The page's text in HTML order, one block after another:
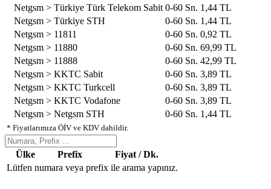
Netgsm > Türkiye Türk Telekom Sabit 0-60 Sn. 1,44 TL
Netgsm > Türkiye STH
0-60 Sn. 1,44 TL
Netgsm > 11811
0-60 Sn. 0,92 TL
Netgsm > 11880
0-60 Sn. 69,99 TL
Netgsm > 11888
0-60 Sn. 42,99 TL
Netgsm > KKTC Sabit
0-60 Sn. 3,89 TL
Netgsm > KKTC Turkcell
0-60 Sn. 3,89 TL
Netgsm > KKTC Vodafone
0-60 Sn. 3,89 TL
Netgsm > Netgsm STH
0-60 Sn. 1,44 TL
* Fiyatlarımıza ÖİV ve KDV dahildir.
Ülke Prefix
Fiyat / Dk.
Lütfen numara veya prefix ile arama yapınız.